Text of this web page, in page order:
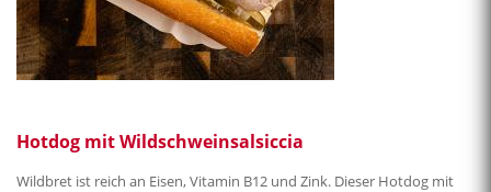
Hotdog mit Wildschweinsalsiccia
Wildbret ist reich an Eisen, Vitamin B12 und Zink. Dieser Hotdog mit